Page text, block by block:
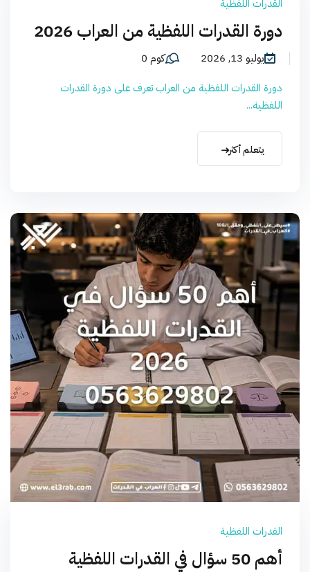
القدرات اللفظية
دورة القدرات اللفظية من العراب 2026
يوليو 13, 2026
كوم 0
دورة القدرات اللفظية من العراب تعرف على دورة القدرات
اللفظية...
يتعلم أكثر
القدرات اللفظية
أهم 50 سؤال في القدرات اللفظية